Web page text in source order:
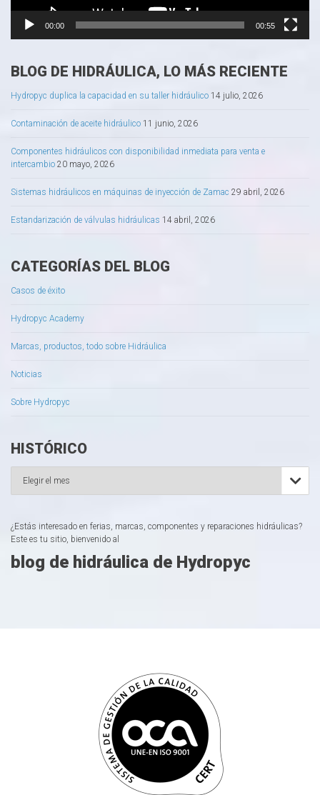
00:00 00:55
BLOG DE HIDRÁULICA, LO MÁS RECIENTE
Hydropyc duplica la capacidad en su taller hidráulico 14 julio, 2026
Contaminación de aceite hidráulico 11 junio, 2026
Componentes hidráulicos con disponibilidad inmediata para venta e
intercambio 20 mayo, 2026
Sistemas hidráulicos en máquinas de inyección de Zamac 29 abril, 2026
Estandarización de válvulas hidráulicas 14 abril, 2026
CATEGORÍAS DEL BLOG
Casos de éxito
Hydropyc Academy
Marcas, productos, todo sobre Hidráulica
Noticias
Sobre Hydropyc
HISTÓRICO

¿Estás interesado en ferias, marcas, componentes y reparaciones hidráulicas?
Este es tu sitio, bienvenido al
blog de hidráulica de Hydropyc